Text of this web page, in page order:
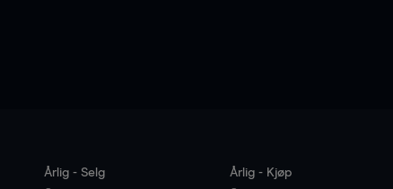
Årlig - Selg Årlig - Kjøp